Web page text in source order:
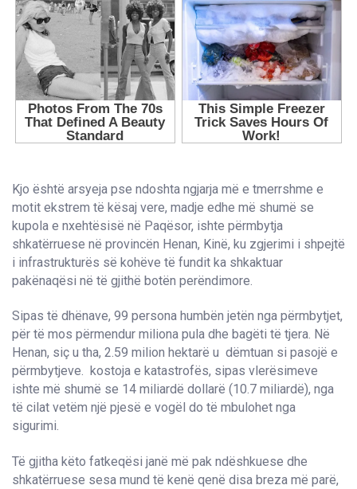
Kjo është arsyeja pse ndoshta ngjarja më e tmerrshme e
motit ekstrem të kësaj vere, madje edhe më shumë se
kupola e nxehtësisë në Paqësor, ishte përmbytja
shkatërruese në provincën Henan, Kinë, ku zgjerimi i shpejtë
i infrastrukturës së kohëve të fundit ka shkaktuar
pakënaqësi në të gjithë botën perëndimore.
Sipas të dhënave, 99 persona humbën jetën nga përmbytjet,
për të mos përmendur miliona pula dhe bagëti të tjera. Në
Henan, siç u tha, 2.59 milion hektarë u dëmtuan si pasojë e
përmbytjeve. kostoja e katastrofës, sipas vlerësimeve
ishte më shumë se 14 miliardë dollarë (10.7 miliardë), nga
të cilat vetëm një pjesë e vogël do të mbulohet nga
sigurimi.
Të gjitha këto fatkeqësi janë më pak ndëshkuese dhe
shkatërruese sesa mund të kenë qenë disa breza më parë,